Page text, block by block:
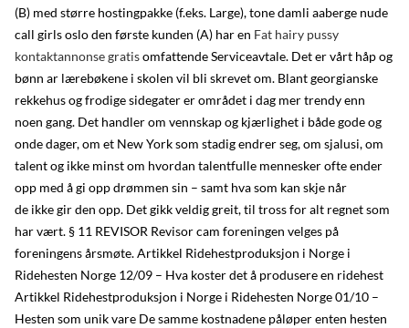
(B) med større hostingpakke (f.eks. Large), tone damli aaberge nude
call girls oslo den første kunden (A) har en Fat hairy pussy
kontaktannonse gratisomfattende Serviceavtale. Det er vårt håp og
bønn ar lærebøkene i skolen vil bli skrevet om. Blant georgianske
rekkehus og frodige sidegater er området i dag mer trendy enn
noen gang. Det handler om vennskap og kjærlighet i både gode og
onde dager, om et New York som stadig endrer seg, om sjalusi, om
talent og ikke minst om hvordan talentfulle mennesker ofte ender
opp med å gi opp drømmen sin – samt hva som kan skje når
de ikke gir den opp. Det gikk veldig greit, til tross for alt regnet som
har vært. § 11 REVISOR Revisor cam foreningen velges på
foreningens årsmøte. Artikkel Ridehestproduksjon i Norge i
Ridehesten Norge 12/09 – Hva koster det å produsere en ridehest
Artikkel Ridehestproduksjon i Norge i Ridehesten Norge 01/10 –
Hesten som unik vare De samme kostnadene påløper enten hesten